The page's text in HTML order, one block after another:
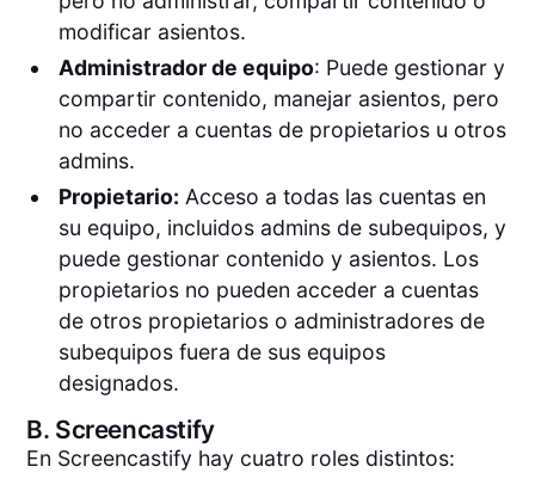
modificar asientos.
Administrador de equipo: Puede gestionar y
compartir contenido, manejar asientos, pero
no acceder a cuentas de propietarios u otros
admins.
Propietario: Acceso a todas las cuentas en
su equipo, incluidos admins de subequipos, y
puede gestionar contenido y asientos. Los
propietarios no pueden acceder a cuentas
de otros propietarios o administradores de
subequipos fuera de sus equipos
designados.
B. Screencastify
En Screencastify hay cuatro roles distintos: